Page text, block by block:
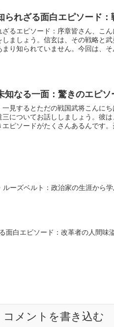
られざる面白エピソード
ざるエピソード：序章皆さん、こ
ましょう。信玄は、その戦略と
まり知られていません。今回は、
知なる一面：驚きのエピソ
一見するとただの戦国武将こんに
三についてお話ししましょう。彼
ピソードがたくさんあるんです。
ルーズベルト：政治家の生涯から
面白エピソード：改革者の人間味
コメントを書き込む